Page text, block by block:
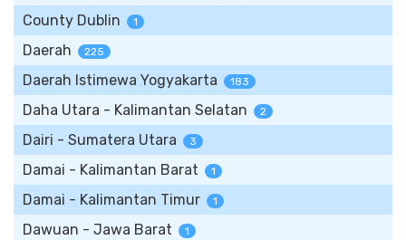
County Dublin 1
Daerah 225
Daerah Istimewa Yogyakarta 183
Daha Utara - Kalimantan Selatan 2
Dairi - Sumatera Utara 3
Damai - Kalimantan Barat 1
Damai - Kalimantan Timur 1
Dawuan - Jawa Barat 1